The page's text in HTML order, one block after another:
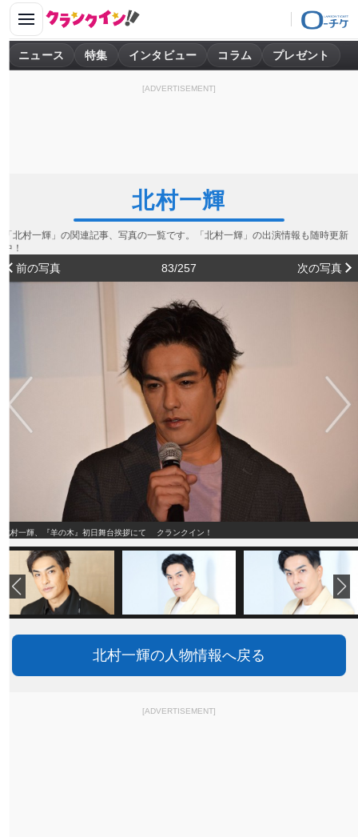
ニュース 特集 インタビュー コラム プレゼント
[ADVERTISEMENT]
北村一輝
「北村一輝」の関連記事、写真の一覧です。「北村一輝」の出演情報も随時更新
中！
前の写真 83/257 次の写真
北村一輝、『羊の木』初日舞台挨拶にて クランクイン！
北村一輝の人物情報へ戻る
[ADVERTISEMENT]